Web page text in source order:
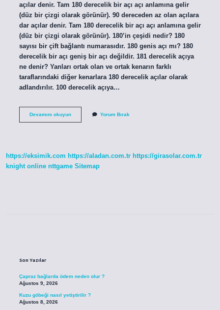
açılar denir. Tam 180 derecelik bir açı açı anlamına gelir
(düz bir çizgi olarak görünür). 90 dereceden az olan açılara
dar açılar denir. Tam 180 derecelik bir açı açı anlamına gelir
(düz bir çizgi olarak görünür). 180’in çeşidi nedir? 180
sayısı bir çift bağlantı numarasıdır. 180 genis açı mı? 180
derecelik bir açı geniş bir açı değildir. 181 derecelik açıya
ne denir? Yanları ortak olan ve ortak kenarın farklı
taraflarındaki diğer kenarlara 180 derecelik açılar olarak
adlandırılır. 100 derecelik açıya…
Devamını okuyun180
Yorum Bırak
https://eksimik.com https://aladan.com.tr https://girasolar.com.tr
knight online nttgame Sitemap
Son Yazılar
Çapraz bağlarda ödem neden olur ?
Ağustos 9, 2026
Kuzu göbeği nasıl yetiştirilir ?
Ağustos 8, 2026